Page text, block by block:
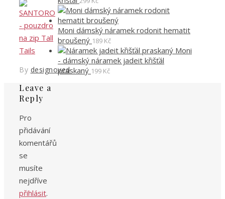
By designoved
Leave a
Reply
Pro
přidávání
komentářů
se
musíte
nejdříve
přihlásit.
Moni dámský náramek rodonit hematit
broušený 189 Kč
Moni
- dámský náramek jadeit křišťál
praskaný 199 Kč